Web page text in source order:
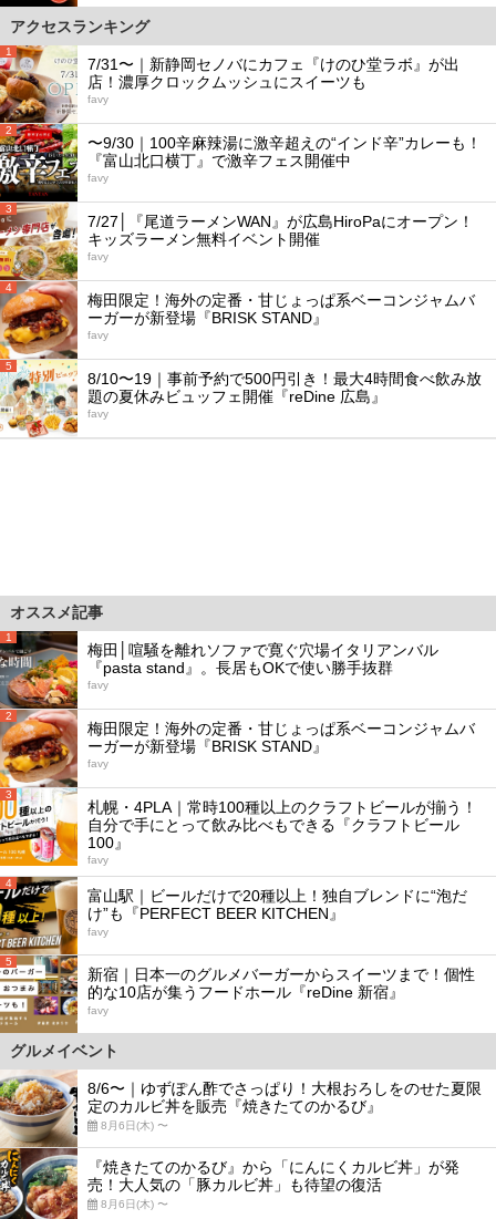
アクセスランキング
1
7/31〜｜新静岡セノバにカフェ『けのひ堂ラボ』が出
店！濃厚クロックムッシュにスイーツも
favy
2
〜9/30｜100辛麻辣湯に激辛超えの“インド辛”カレーも！
『富山北口横丁』で激辛フェス開催中
favy
3
7/27│『尾道ラーメンWAN』が広島HiroPaにオープン！
キッズラーメン無料イベント開催
favy
4
梅田限定！海外の定番・甘じょっぱ系ベーコンジャムバ
ーガーが新登場『BRISK STAND』
favy
5
8/10〜19｜事前予約で500円引き！最大4時間食べ飲み放
題の夏休みビュッフェ開催『reDine 広島』
favy
オススメ記事
1
梅田│喧騒を離れソファで寛ぐ穴場イタリアンバル
『pasta stand』。長居もOKで使い勝手抜群
favy
2
梅田限定！海外の定番・甘じょっぱ系ベーコンジャムバ
ーガーが新登場『BRISK STAND』
favy
3
札幌・4PLA｜常時100種以上のクラフトビールが揃う！
自分で手にとって飲み比べもできる『クラフトビール
100』
favy
4
富山駅｜ビールだけで20種以上！独自ブレンドに“泡だ
け”も『PERFECT BEER KITCHEN』
favy
5
新宿｜日本一のグルメバーガーからスイーツまで！個性
的な10店が集うフードホール『reDine 新宿』
favy
グルメイベント
8/6〜｜ゆずぽん酢でさっぱり！大根おろしをのせた夏限
定のカルビ丼を販売『焼きたてのかるび』
8月6日(木) 〜
『焼きたてのかるび』から「にんにくカルビ丼」が発
売！大人気の「豚カルビ丼」も待望の復活
8月6日(木) 〜